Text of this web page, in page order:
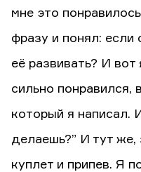
мне это
фразу и понял: если
её развивать? И
сильно понравился,
который я написал.
делаешь?” И тут
куплет и припев. Я